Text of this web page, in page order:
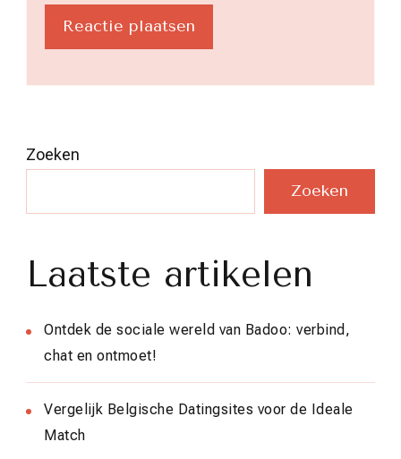
Zoeken
Zoeken
Laatste artikelen
Ontdek de sociale wereld van Badoo: verbind,
chat en ontmoet!
Vergelijk Belgische Datingsites voor de Ideale
Match